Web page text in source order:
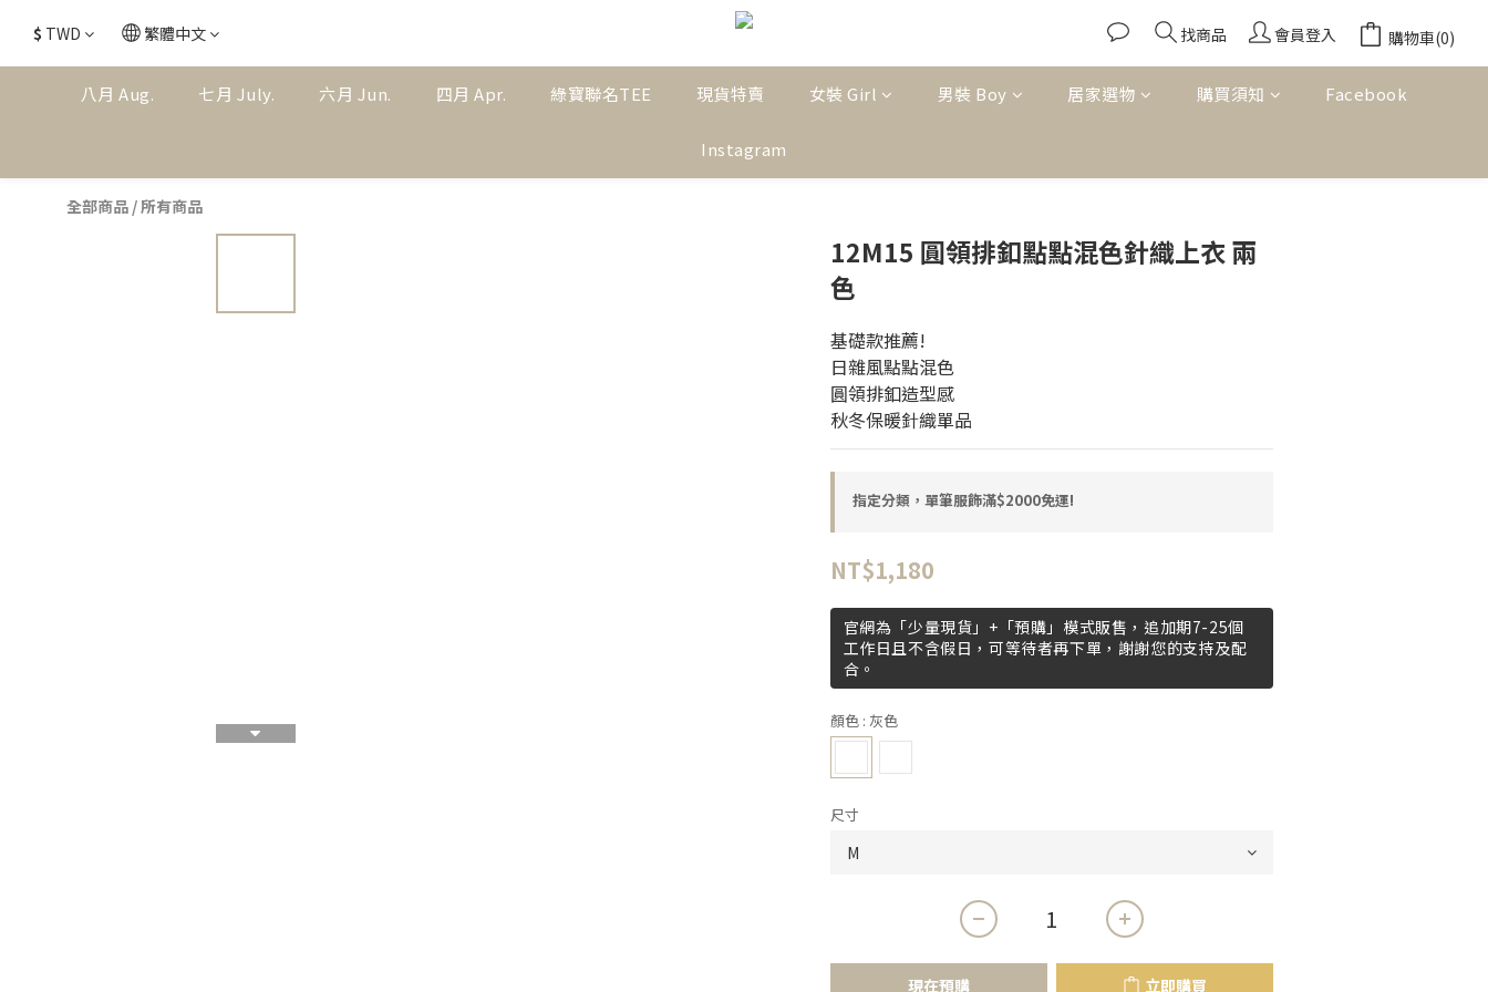
$ TWD 繁體中文 找商品 會員登入 購物車(0)
八月 Aug. 七月 July. 六月 Jun. 四月 Apr. 綠寶聯名TEE 現貨特賣 女裝 Girl 男裝 Boy 居家選物 購買須知 Facebook
Instagram
全部商品 /所有商品
12M15 圓領排釦點點混色針織上衣 兩
色
基礎款推薦!
日雜風點點混色
圓領排釦造型感
秋冬保暖針織單品
指定分類，單筆服飾滿$2000免運!
NT$1,180
官網為「少量現貨」+「預購」模式販售，追加期7-25個
工作日且不含假日，可等待者再下單，謝謝您的支持及配
合。
顏色 : 灰色
尺寸
現在預購 立即購買